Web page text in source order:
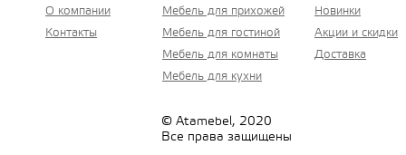
О компании
Контакты
Мебель для прихожей
Мебель для гостиной
Мебель для комнаты
Мебель для кухни
Новинки
Акции и скидки
Доставка
© Atamebel, 2020
Все права защищены